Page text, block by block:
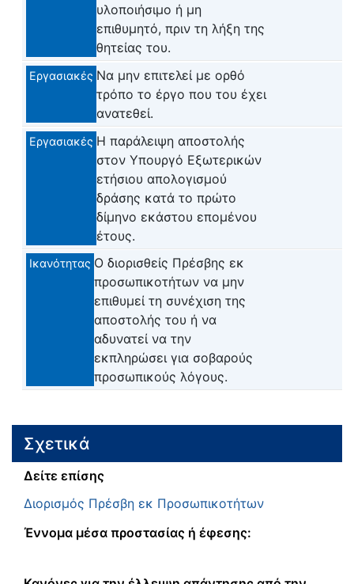
υλοποιήσιμο ή μη
επιθυμητό, πριν τη λήξη της
θητείας του.
Εργασιακές Να μην επιτελεί με ορθό
τρόπο το έργο που του έχει
ανατεθεί.
Εργασιακές Η παράλειψη αποστολής
στον Υπουργό Εξωτερικών
ετήσιου απολογισμού
δράσης κατά το πρώτο
δίμηνο εκάστου επομένου
έτους.
Ικανότητας Ο διορισθείς Πρέσβης εκ
προσωπικοτήτων να μην
επιθυμεί τη συνέχιση της
αποστολής του ή να
αδυνατεί να την
εκπληρώσει για σοβαρούς
προσωπικούς λόγους.
Σχετικά
Δείτε επίσης
Διορισμός Πρέσβη εκ Προσωπικοτήτων
Έννομα μέσα προστασίας ή έφεσης: